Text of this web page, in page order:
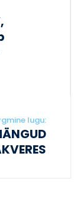
lugu: